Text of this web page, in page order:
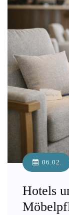
06.02.
Hotels